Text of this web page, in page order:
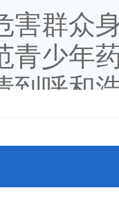
害群众
青少年
到呼和
和做客
、普及